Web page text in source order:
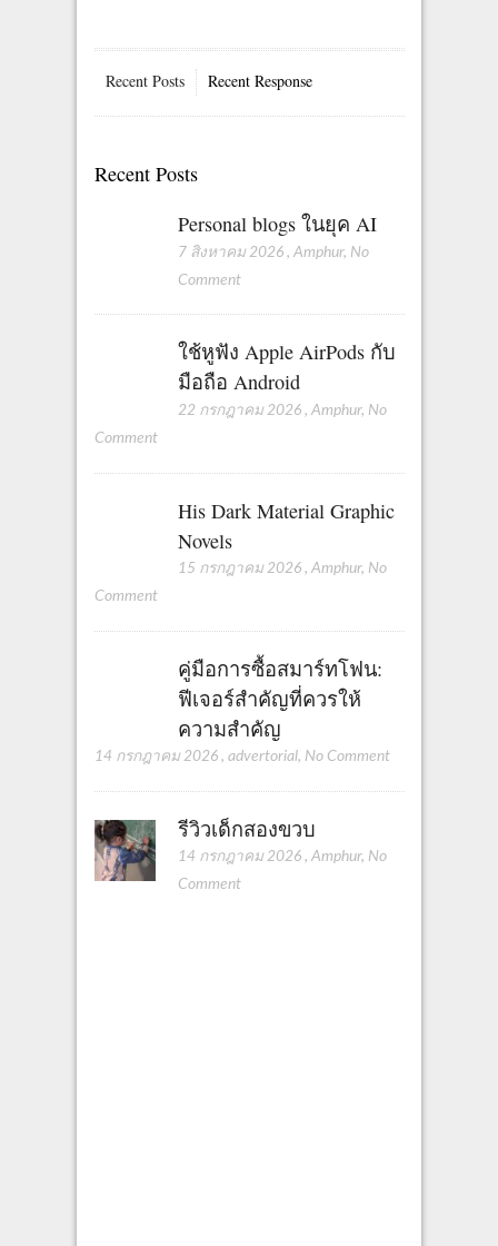
Recent Posts Recent Response
Recent Posts
Personal blogs ในยุค AI
7 สิงหาคม 2026 , Amphur, No
Comment
ใช้หูฟัง Apple AirPods กับ
มือถือ Android
22 กรกฎาคม 2026 , Amphur, No
Comment
His Dark Material Graphic
Novels
15 กรกฎาคม 2026 , Amphur, No
Comment
คู่มือการซื้อสมาร์ทโฟน:
ฟีเจอร์สำคัญที่ควรให้
ความสำคัญ
14 กรกฎาคม 2026 , advertorial, No Comment
รีวิวเด็กสองขวบ
14 กรกฎาคม 2026 , Amphur, No
Comment